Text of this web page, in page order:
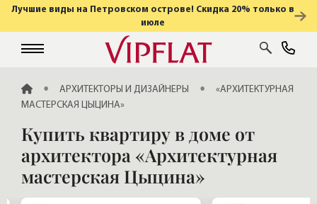
Лучшие виды на Петровском острове! Скидка 20% только в
июле
ГЛАВНАЯАРХИТЕКТОРЫ И ДИЗАЙНЕРЫ
«АРХИТЕКТУРНАЯ
МАСТЕРСКАЯ ЦЫЦИНА»
Купить квартиру в доме от
архитектора «Архитектурная
мастерская Цыцина»